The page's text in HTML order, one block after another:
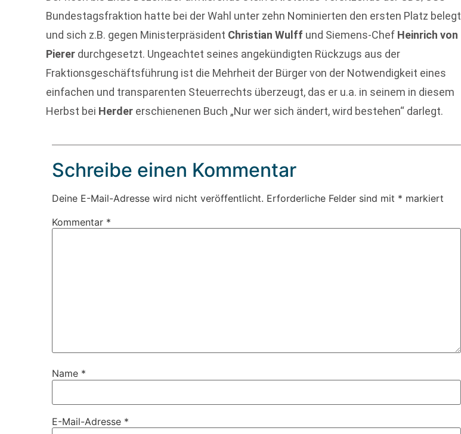
Bundestagsfraktion hatte bei der Wahl unter zehn Nominierten den ersten Platz belegt
und sich z.B. gegen Ministerpräsident Christian Wulff und Siemens-Chef Heinrich von
Pierer durchgesetzt. Ungeachtet seines angekündigten Rückzugs aus der
Fraktionsgeschäftsführung ist die Mehrheit der Bürger von der Notwendigkeit eines
einfachen und transparenten Steuerrechts überzeugt, das er u.a. in seinem in diesem
Herbst bei Herder erschienenen Buch „Nur wer sich ändert, wird bestehen“ darlegt.
Schreibe einen Kommentar
Deine E-Mail-Adresse wird nicht veröffentlicht. Erforderliche Felder sind mit * markiert
Kommentar *
Name *
E-Mail-Adresse *